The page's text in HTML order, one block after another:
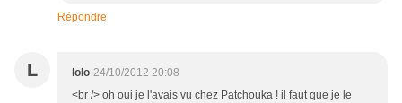
Répondre
L lolo 24/10/2012 20:08
<br /> oh oui je l'avais vu chez Patchouka ! il faut que je le